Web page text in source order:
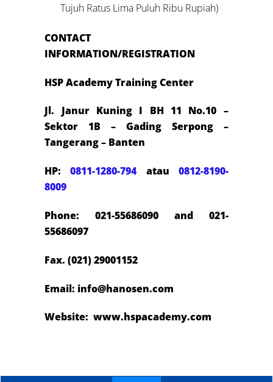
Tujuh Ratus Lima Puluh Ribu Rupiah)
CONTACT
INFORMATION/REGISTRATION
HSP Academy Training Center
Jl. Janur Kuning I BH 11 No.10 –
Sektor 1B – Gading Serpong –
Tangerang – Banten
HP:0811-1280-794atau 0812-8190-
8009
Phone: 021-55686090 and 021-
55686097
Fax. (021) 29001152
Email: info@hanosen.com
Website: www.hspacademy.com